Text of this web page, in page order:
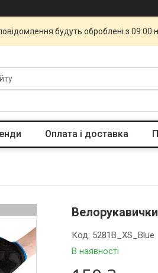
будуть оброблені з 09:00
Оплата і доставка
В наявності
Код: 5281B_XS_Blue